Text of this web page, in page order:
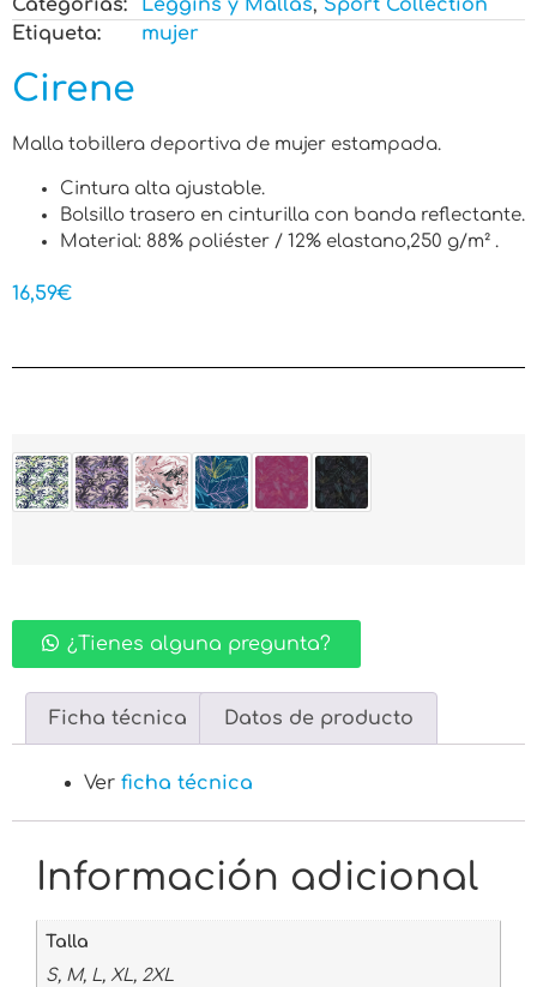
Categorias:
Leggins y Mallas, Sport Collection
Etiqueta:
mujer
Cirene
Malla tobillera deportiva de mujer estampada.
Cintura alta ajustable.
Bolsillo trasero en cinturilla con banda reflectante.
Material: 88% poliéster / 12% elastano,250 g/m² .
16,59€
¿Tienes alguna pregunta?
Ficha técnica Datos de producto
Ver ficha técnica
Información adicional
Talla
S, M, L, XL, 2XL